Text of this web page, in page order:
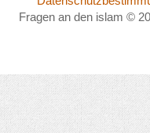
Fragen an den islam ©